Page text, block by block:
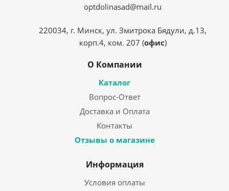
optdolinasad@mail.ru
220034, г. Минск, ул. Змитрока Бядули, д.13,
корп.4, ком. 207 (офис)
О Компании
Каталог
Вопрос-Ответ
Доставка и Оплата
Контакты
Отзывы о магазине
Информация
Условия оплаты